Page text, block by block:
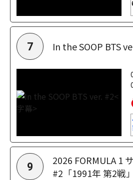
7 In the SOOP BTS
9
2026 FORMULA 1
#2「1991年 第2戦」